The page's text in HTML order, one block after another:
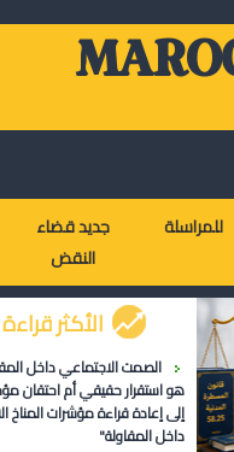
جديد قضاء
النقض
للمراسلة
الأكثر قراءة
الصمت الاجتماعي داخل
هو استقرار حقيقي أم احتقان
إلى إعادة قراءة مؤشرات المناخ
داخل المقاولة"